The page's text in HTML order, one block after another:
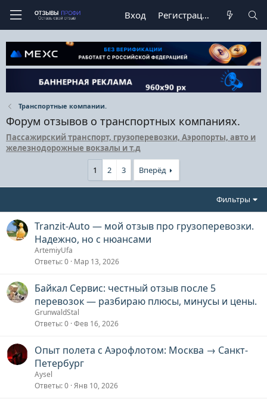
Вход Регистрация
Транспортные компании.
Форум отзывов о транспортных компаниях.
Пассажирский транспорт, грузоперевозки, Аэропорты, авто и
железнодорожные вокзалы и т.д
1 2 3 Вперёд
Фильтры
Tranzit-Auto — мой отзыв про грузоперевозки.
Надежно, но с нюансами
ArtemiyUfa
Ответы 0 Мар 13, 2026
Байкал Сервис: честный отзыв после 5
перевозок — разбираю плюсы, минусы и цены.
GrunwaldStal
Ответы 0 Фев 16, 2026
Опыт полета с Аэрофлотом: Москва → Санкт-
Петербург
Aysel
Ответы 0 Янв 10, 2026